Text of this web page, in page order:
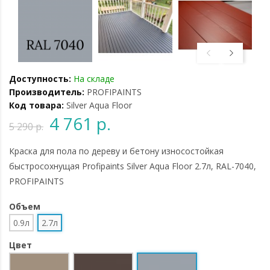
Доступность: На складе
Производитель: PROFIPAINTS
Код товара: Silver Aqua Floor
5 290 р. 4 761 р.
Краска для пола по дереву и бетону износостойкая
быстросохнущая Profipaints Silver Aqua Floor 2.7л, RAL-7040,
PROFIPAINTS
Объем
0.9л
2.7л
Цвет